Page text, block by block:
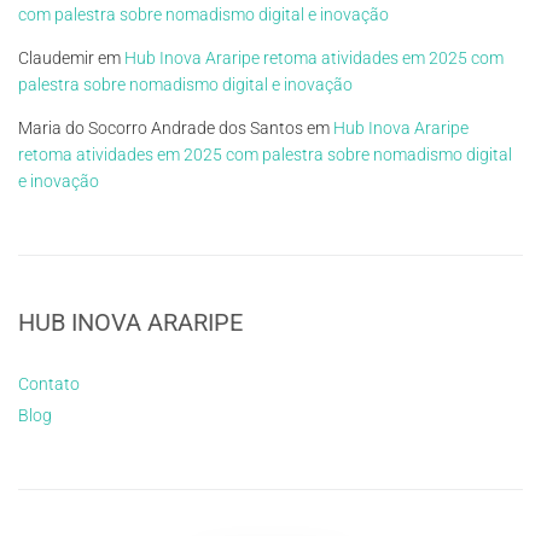
com palestra sobre nomadismo digital e inovação
Claudemirem Hub Inova Araripe retoma atividades em 2025 com
palestra sobre nomadismo digital e inovação
Maria do Socorro Andrade dos Santosem Hub Inova Araripe
retoma atividades em 2025 com palestra sobre nomadismo digital
e inovação
HUB INOVA ARARIPE
Contato
Blog